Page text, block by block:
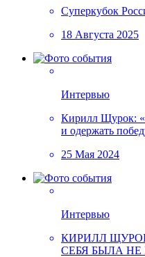
Суперкубок
18 Августа 2025
Интервью
Кирилл Щурок:
и одержать
25 Мая 2024
Интервью
КИРИЛЛ
СЕБЯ БЫЛА